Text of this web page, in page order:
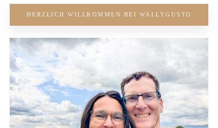
HERZLICH WILLKOMMEN BEI WALLYGUSTO